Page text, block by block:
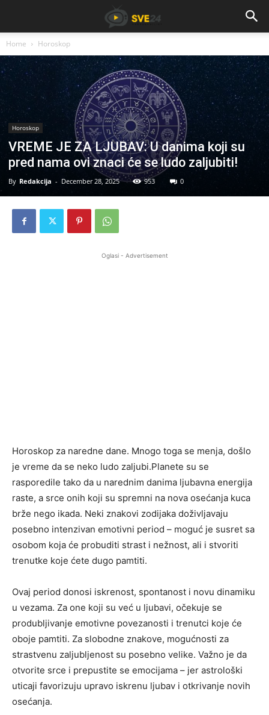
Home Horoskop
Horoskop
VREME JE ZA LJUBAV: U danima koji su
pred nama ovi znaci će se ludo zaljubiti!
By Redakcija - December 28, 2025 953 0
Oglasi - Advertisement
Horoskop za naredne dane. Mnogo toga se menja, došlo
je vreme da se neko ludo zaljubi.Planete su se
rasporedile tako da u narednim danima ljubavna energija
raste, a srce onih koji su spremni na nova osećanja kuca
brže nego ikada. Neki znakovi zodijaka doživljavaju
posebno intenzivan emotivni period – moguć je susret sa
osobom koja će probuditi strast i nežnost, ali i stvoriti
trenutke koje ćete dugo pamtiti.
Ovaj period donosi iskrenost, spontanost i novu dinamiku
u vezama. Za one koji su već u ljubavi, očekuje se
produbljivanje emotivne povezanosti i trenutci koje će
oboje pamtiti. Za slobodne znakove, mogućnosti za
strastvenu zaljubljenost su posebno velike. Važno je da
otvorite srce i prepustite se emocijama – jer astrološki
uticaji favorizuju upravo iskrenu ljubav i otkrivanje novih
osećanja.